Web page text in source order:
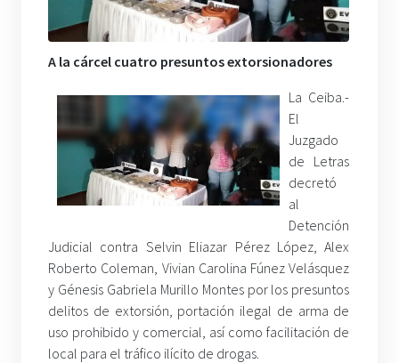
A la cárcel cuatro presuntos extorsionadores
La Ceiba.-
El
Juzgado
de Letras
decretó
al
Detención
Judicial contra Selvin Eliazar Pérez López, Alex
Roberto Coleman, Vivian Carolina Fúnez Velásquez
y Génesis Gabriela Murillo Montes por los presuntos
delitos de extorsión, portación ilegal de arma de
uso prohibido y comercial, así como facilitación de
local para el tráfico ilícito de drogas.